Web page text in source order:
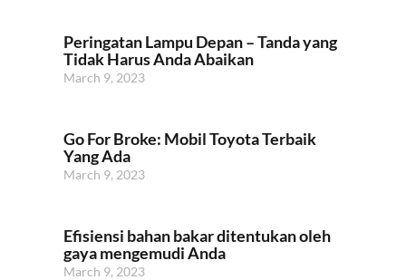
Peringatan Lampu Depan – Tanda yang
Tidak Harus Anda Abaikan
March 9, 2023
Go For Broke: Mobil Toyota Terbaik
Yang Ada
March 9, 2023
Efisiensi bahan bakar ditentukan oleh
gaya mengemudi Anda
March 9, 2023